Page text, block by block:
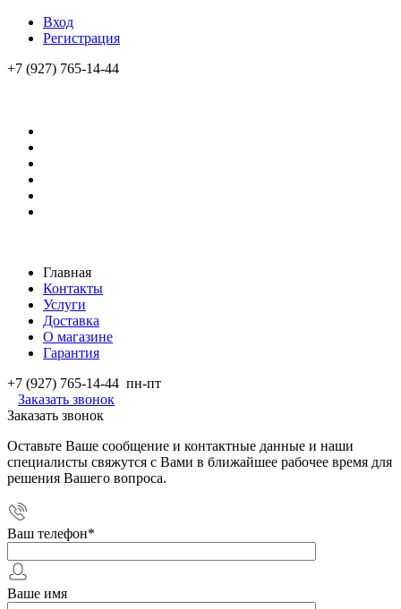
Вход
Регистрация
+7 (927) 765-14-44
Главная
Контакты
Услуги
Доставка
О магазине
Гарантия
+7 (927) 765-14-44 пн-пт
Заказать звонок
Заказать звонок
Оставьте Ваше сообщение и контактные данные и наши
специалисты свяжутся с Вами в ближайшее рабочее время для
решения Вашего вопроса.
Ваш телефон*
Ваше имя